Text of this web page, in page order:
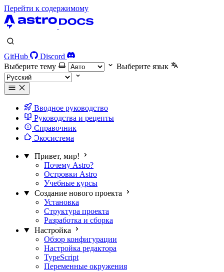
Перейти к содержимому
GitHub
Discord
Выберите тему
Выберите язык
Вводное руководство
Руководства и рецепты
Справочник
Экосистема
Привет, мир!
Почему Astro?
Островки Astro
Учебные курсы
Создание нового проекта
Установка
Структура проекта
Разработка и сборка
Настройка
Обзор конфигурации
Настройка редактора
TypeScript
Переменные окружения